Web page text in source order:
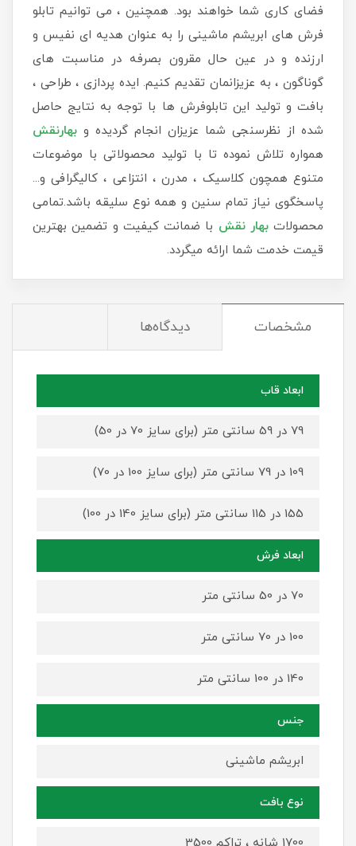
فضای کاری شما خواهند بود. همچنین ، می توانیم تابلو
فرش های ابریشم ماشینی را به عنوان هدیه ای نفیس و
ارزنده و در عین حال مقرون بصرفه در مناسبت های
گوناگون ، به عزیزانمان تقدیم کنیم. ایده پردازی ، طراحی ،
بافت و تولید این تابلوفرش ها با توجه به نتایج حاصل
شده از نظرسنجی شما عزیزان انجام گردیده و بهارنقش
همواره تلاش نموده تا با تولید محصولاتی با موضوعات
متنوع همچون کلاسیک ، مدرن ، انتزاعی ، کالیگرافی و...
پاسخگوی نیاز تمام سنین و همه نوع سلیقه باشد.تمامی
محصولاتبهار نقش با ضمانت کیفیت و تضمین بهترین
قیمت خدمت شما ارائه میگردد.
مشخصات دیدگاه‌ها
ابعاد قاب
79 در 59 سانتی متر (برای سایز 70 در 50)
109 در 79 سانتی متر (برای سایز 100 در 70)
155 در 115 سانتی متر (برای سایز 140 در 100)
ابعاد فرش
70 در 50 سانتی متر
100 در 70 سانتی متر
140 در 100 سانتی متر
جنس
ابریشم ماشینی
نوع بافت